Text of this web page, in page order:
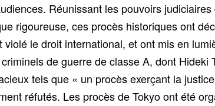
Réunissant les pouvoirs judiciaires
rigoureuse, ces procès historiques ont
le droit international, et ont mis en
de guerre de classe A, dont
tels que « un procès exerçant la
réfutés. Les procès de Tokyo ont été